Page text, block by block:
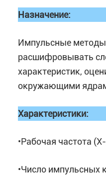
Назначение:
Импульсные методы
расшифровывать
характеристик,
окружающими
Характеристики:
•Рабочая частота
•Число импульсных